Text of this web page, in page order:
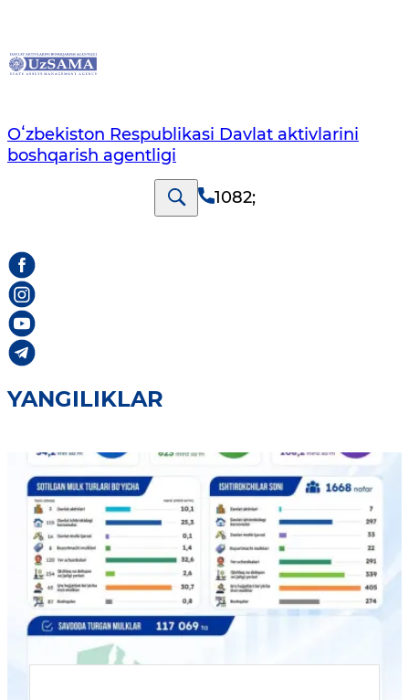
Oʻzbekiston Respublikasi Davlat aktivlarini
boshqarish agentligi
1082;
YANGILIKLAR